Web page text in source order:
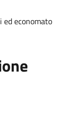
economato